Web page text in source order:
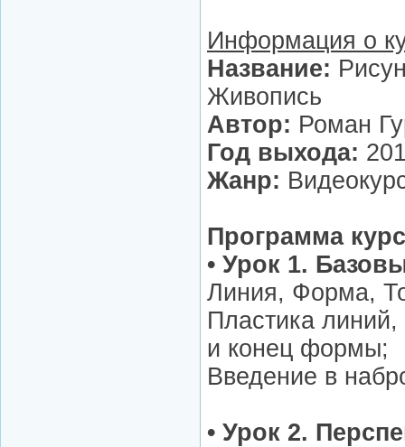
Информация о
Название:
Живопись
Автор: Роман
Год выхода:
Жанр:
Программа
• Урок 1.
Линия, Форма,
Пластика
и конец формы;
Введение в
• Урок 2.